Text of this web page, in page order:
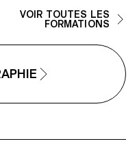
installation, un projet en ligne,
performance.
VOIR TOUTES LES
FORMATIONS